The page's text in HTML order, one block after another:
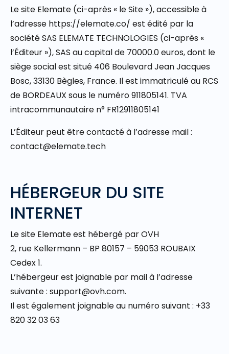
Le site Elemate (ci-après « le Site »), accessible à
l’adresse https://elemate.co/ est édité par la
société SAS ELEMATE TECHNOLOGIES (ci-après «
l’Éditeur »), SAS au capital de 70000.0 euros, dont le
siège social est situé 406 Boulevard Jean Jacques
Bosc, 33130 Bègles, France. Il est immatriculé au RCS
de BORDEAUX sous le numéro 911805141. TVA
intracommunautaire n° FR12911805141
L’Éditeur peut être contacté à l’adresse mail :
contact@elemate.tech
HÉBERGEUR DU SITE
INTERNET
Le site Elemate est hébergé par OVH
2, rue Kellermann – BP 80157 – 59053 ROUBAIX
Cedex 1.
L’hébergeur est joignable par mail à l’adresse
suivante : support@ovh.com.
Il est également joignable au numéro suivant : +33
820 32 03 63